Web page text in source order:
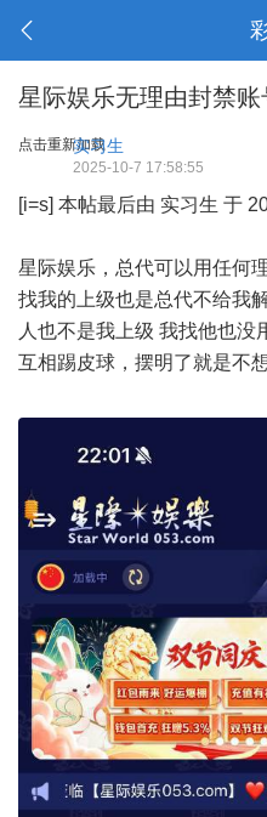
星际娱乐无理由封禁账
点击重新加载
实习生
2025-10-7 17:58:55
[i=s] 本帖最后由 实习生 于
星际娱乐，总代可以用任何
找我的上级也是总代不给我
人也不是我上级 我找他也没
互相踢皮球，摆明了就是不